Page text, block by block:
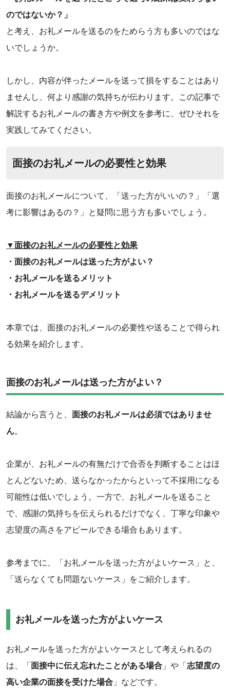
のではないか？」
と考え、お礼メールを送るのをためらう方も多いのではな
いでしょうか。
‌しかし、内容が伴ったメールを送って損をすることはあり
ませんし、何より感謝の気持ちが伝わります。この記事で
解説するお礼メールの書き方や例文を参考に、ぜひそれを
実践してみてください。‌
面接のお礼メールの必要性と効果
面接のお礼メールについて、「送った方がいいの？」「選
考に影響はあるの？」と疑問に思う方も多いでしょう。
▼面接のお礼メールの必要性と効果
・面接のお礼メールは送った方がよい？
・お礼メールを送るメリット
・お礼メールを送るデメリット
本章では、面接のお礼メールの必要性や送ることで得られ
る効果を紹介します。
面接のお礼メールは送った方がよい？
結論から言うと、 面接のお礼メールは必須ではありませ
ん。
企業が、お礼メールの有無だけで合否を判断することはほ
とんどないため、送らなかったからといって不採用になる
可能性は低いでしょう。一方で、お礼メールを送ること
で、感謝の気持ちを伝えられるだけでなく、丁寧な印象や
志望度の高さをアピールできる場合もあります。
参考までに、「お礼メールを送った方がよいケース」と、
「送らなくても問題ないケース」をご紹介します。
お礼メールを送った方がよいケース
お礼メールを送った方がよいケースとして考えられるの
は、「 面接中に伝え忘れたことがある場合 」や「 志望度の
高い企業の面接を受けた場合 」などです。